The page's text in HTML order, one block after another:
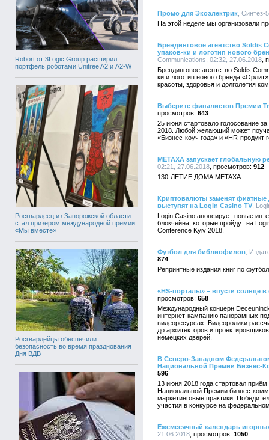
Robort от 3Logic Group расширил
портфель роботами Unitree A2 и A2-W
Росгвардеец из Запорожской области
стал призером международной премии
«Мы вместе»
Росгвардейцы обеспечили
безопасность во время празднования
Дня ВДВ
Промо для Экоэлектрик ,
На этой неделе мы организовали
Брендинговое агентство Soldis
упаков-ки и логотип нового
Communications, 02:32, 27.06.2018
Брендинговое агентство Soldis
ки и логотип нового бренда
красоты, здоровья и долголетия
Выберите финалистов Премии
643
25 июня стартовало голосование
2018. Любой желающий может
«Бизнес-коуч года» и «HR-продукт
METAXA запускает глобальную
02:21, 27.06.2018
912
130-ЛЕТИЕ ДОМА METAXA
Криптовалюты заменят
выступят на Login Casino TV ,
Login Casino анонсирует новые
блокчейна, которые пройдут на
Conference Kyiv 2018.
Футбол для библиофилов ,
874
Репринтные издания книг по
«HS-порталы» – впусти солнце
658
Международный концерн
интернет-кампанию панорамных
видеоресурсах. Видеоролики
до архитекторов и
немецких дверей.
В Северо-Западном
Национальной Премии Бизнес-
596
13 июня 2018 года стартовал
Национальной Премии бизнес-
маркетинговые практики.
участия в конкурсе на
Ежемесячный календарь
21.06.2018
1050